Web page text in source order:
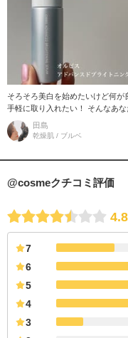
そろそろ美白を始めたいけど何が
手軽に取り入れたい！ そんなあな
すすめの美容液 『オルビス アド
田島
乾燥肌 / ブルベ
@cosmeクチコミ評価
4.8
7
6
5
4
3